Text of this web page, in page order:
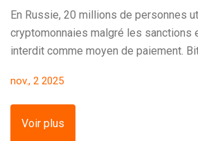
En Russie, 20 millions de personnes
cryptomonnaies malgré les sanctions
interdit comme moyen de paiement.
gouvernement cherche à les encadrer.
nov., 2 2025
Voir plus